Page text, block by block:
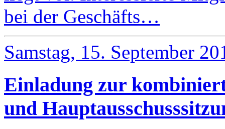
bei der Geschäfts…
Samstag, 15. September
Einladung zur
und